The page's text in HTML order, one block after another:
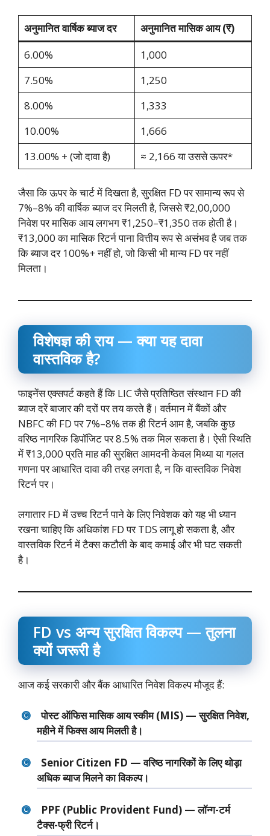
अनुमानित वार्षिक ब्याज दर
अनुमानित मासिक आय (₹)
6.00%
1,000
7.50%
1,250
8.00%
1,333
10.00%
1,666
13.00% + (जो दावा है)
≈ 2,166 या उससे ऊपर*
जैसा कि ऊपर के चार्ट में दिखता है, सुरक्षित FD पर सामान्य रूप से
7%–8% की वार्षिक ब्याज दर मिलती है, जिससे ₹2,00,000
निवेश पर मासिक आय लगभग ₹1,250–₹1,350 तक होती है।
₹13,000 का मासिक रिटर्न पाना वित्तीय रूप से असंभव है जब तक
कि ब्याज दर 100%+ नहीं हो, जो किसी भी मान्य FD पर नहीं
मिलता।
विशेषज्ञ की राय — क्या यह दावा
वास्तविक है?
फाइनेंस एक्सपर्ट कहते हैं कि LIC जैसे प्रतिष्ठित संस्थान FD की
ब्याज दरें बाजार की दरों पर तय करते हैं। वर्तमान में बैंकों और
NBFC की FD पर 7%–8% तक ही रिटर्न आम है, जबकि कुछ
वरिष्ठ नागरिक डिपॉजिट पर 8.5% तक मिल सकता है। ऐसी स्थिति
में ₹13,000 प्रति माह की सुरक्षित आमदनी केवल मिथ्या या गलत
गणना पर आधारित दावा की तरह लगता है, न कि वास्तविक निवेश
रिटर्न पर।
लगातार FD में उच्च रिटर्न पाने के लिए निवेशक को यह भी ध्यान
रखना चाहिए कि अधिकांश FD पर TDS लागू हो सकता है, और
वास्तविक रिटर्न में टैक्स कटौती के बाद कमाई और भी घट सकती
है।
FD vs अन्य सुरक्षित विकल्प — तुलना
क्यों जरूरी है
आज कई सरकारी और बैंक आधारित निवेश विकल्प मौजूद हैं:
पोस्ट ऑफिस मासिक आय स्कीम (MIS) — सुरक्षित निवेश,
महीने में फिक्स आय मिलती है।
Senior Citizen FD — वरिष्ठ नागरिकों के लिए थोड़ा
अधिक ब्याज मिलने का विकल्प।
PPF (Public Provident Fund) — लॉन्ग-टर्म
टैक्स-फ्री रिटर्न।